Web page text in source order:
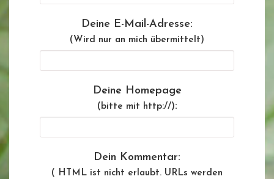
Deine E-Mail-Adresse:
(Wird nur an mich übermittelt)
Deine Homepage
(bitte mit http://):
Dein Kommentar:
( HTML ist nicht erlaubt. URLs werden